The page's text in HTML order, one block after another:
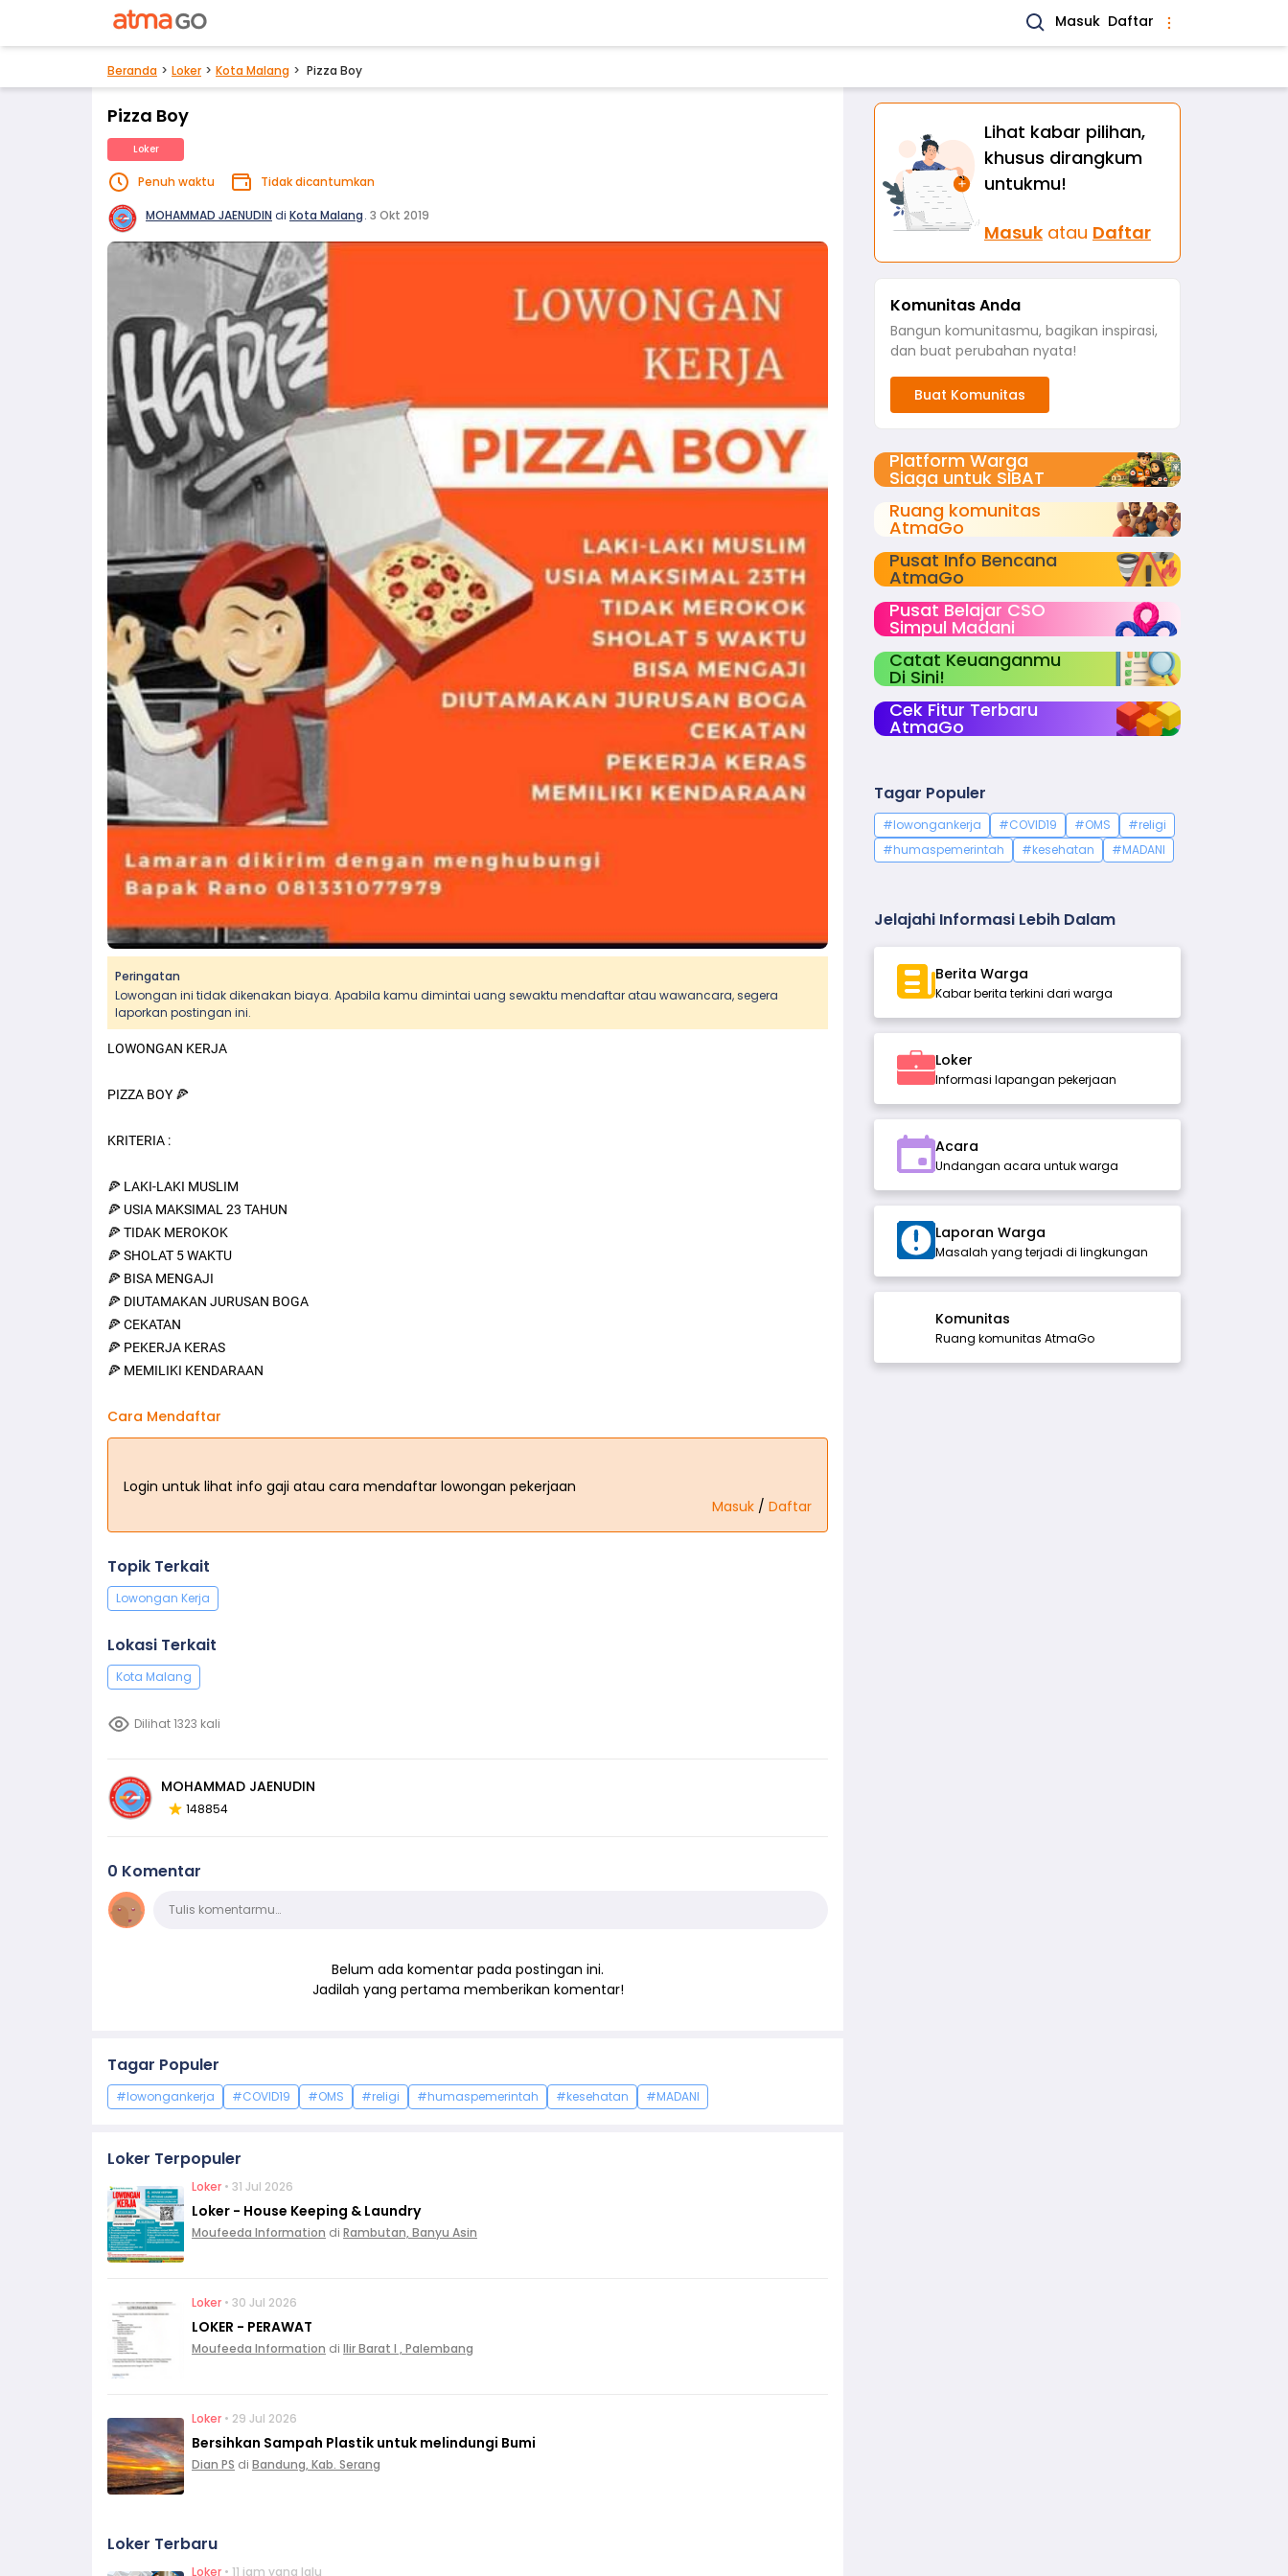
Masuk Daftar
Beranda Loker Kota Malang Pizza Boy
Pizza Boy
Loker
Penuh waktu Tidak dicantumkan
MOHAMMAD JAENUDIN di Kota Malang. 3 Okt 2019
Peringatan
Lowongan ini tidak dikenakan biaya. Apabila kamu dimintai uang sewaktu mendaftar atau wawancara, segera
laporkan postingan ini.
LOWONGAN KERJA
PIZZA BOY 🍕
KRITERIA :
🍕 LAKI-LAKI MUSLIM
🍕 USIA MAKSIMAL 23 TAHUN
🍕 TIDAK MEROKOK
🍕 SHOLAT 5 WAKTU
🍕 BISA MENGAJI
🍕 DIUTAMAKAN JURUSAN BOGA
🍕 CEKATAN
🍕 PEKERJA KERAS
🍕 MEMILIKI KENDARAAN
Cara Mendaftar
Login untuk lihat info gaji atau cara mendaftar lowongan pekerjaan
Masuk / Daftar
Topik Terkait
Lowongan Kerja
Lokasi Terkait
Kota Malang
Dilihat 1323 kali
MOHAMMAD JAENUDIN
148854
0 Komentar
KomentarTulis komentarmu…
Belum ada komentar pada postingan ini.
Jadilah yang pertama memberikan komentar!
Tagar Populer
#lowongankerja #COVID19 #OMS #religi #humaspemerintah #kesehatan #MADANI
Loker Terpopuler
Loker • 31 Jul 2026
Loker - House Keeping & Laundry
Moufeeda Information di Rambutan, Banyu Asin
Loker • 30 Jul 2026
LOKER - PERAWAT
Moufeeda Information di Ilir Barat I , Palembang
Loker • 29 Jul 2026
Bersihkan Sampah Plastik untuk melindungi Bumi
Dian PS di Bandung, Kab. Serang
Loker Terbaru
Loker • 11 jam yang lalu
Lihat kabar pilihan,
khusus dirangkum
untukmu!
Masuk atau Daftar
Komunitas Anda
Bangun komunitasmu, bagikan inspirasi,
dan buat perubahan nyata!
Buat Komunitas
Platform Warga
Siaga untuk SIBAT
Ruang komunitas
AtmaGo
Pusat Info Bencana
AtmaGo
Pusat Belajar CSO
Simpul Madani
Catat Keuanganmu
Di Sini!
Cek Fitur Terbaru
AtmaGo
Tagar Populer
#lowongankerja #COVID19 #OMS
#religi
#humaspemerintah
#kesehatan #MADANI
Jelajahi Informasi Lebih Dalam
Berita Warga
Kabar berita terkini dari warga
Loker
Informasi lapangan pekerjaan
Acara
Undangan acara untuk warga
Laporan Warga
Masalah yang terjadi di lingkungan
Komunitas
Ruang komunitas AtmaGo